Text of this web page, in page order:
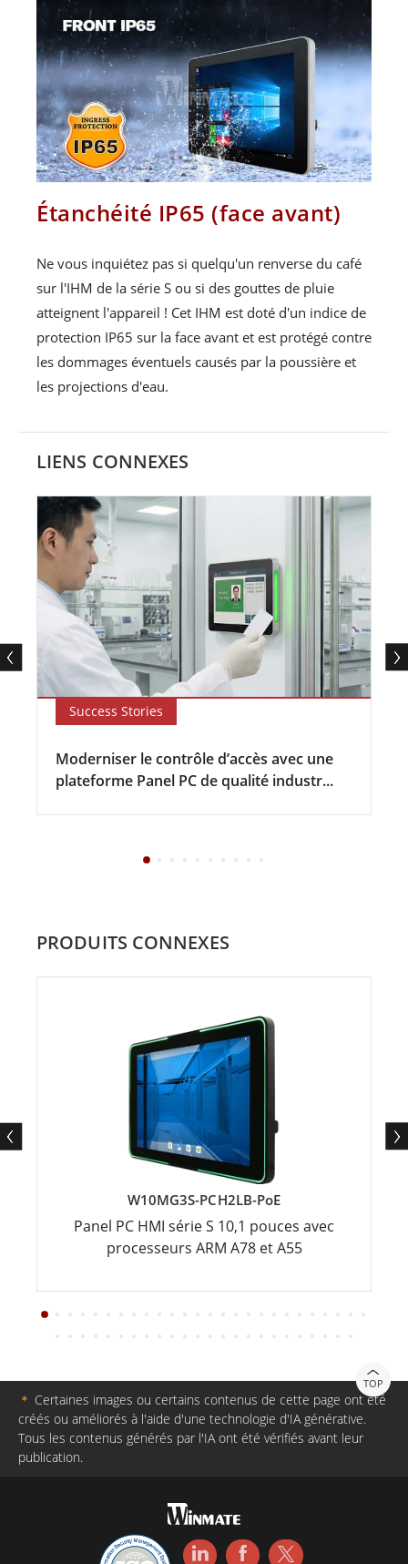
Étanchéité IP65 (face avant)
Ne vous inquiétez pas si quelqu'un renverse du café
sur l'IHM de la série S ou si des gouttes de pluie
atteignent l'appareil ! Cet IHM est doté d'un indice de
protection IP65 sur la face avant et est protégé contre
les dommages éventuels causés par la poussière et
les projections d'eau.
LIENS CONNEXES
Success Stories
Moderniser le contrôle d’accès avec une
plateforme Panel PC de qualité industr...
PRODUITS CONNEXES
W10MG3S-PCH2LB-PoE
Panel PC HMI série S 10,1 pouces avec
processeurs ARM A78 et A55
TOP
＊ Certaines images ou certains contenus de cette page ont été
créés ou améliorés à l'aide d'une technologie d'IA générative.
Tous les contenus générés par l'IA ont été vérifiés avant leur
publication.